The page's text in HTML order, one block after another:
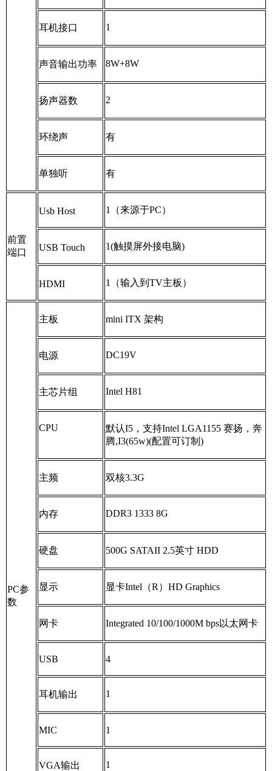
耳机接口 1
声音输出功率 8W+8W
扬声器数 2
环绕声 有
单独听 有
前置
端口
Usb Host 1 （来源于PC）
USB Touch 1(触摸屏外接电脑)
HDMI 1 （输入到TV主板）
PC参
数
主板 mini ITX架构
电源 DC19V
主芯片组 Intel H81
CPU 默认I5 ，支持Intel LGA1155赛扬，奔
腾,I3(65w)(配置可订制)
主频 双核3.3G
内存 DDR3 1333 8G
硬盘 500G SATAII 2.5英寸 HDD
显示 显卡Intel （R ）HD Graphics
网卡 Integrated 10/100/1000M bps以太网卡
USB 4
耳机输出 1
MIC 1
VGA输出 1